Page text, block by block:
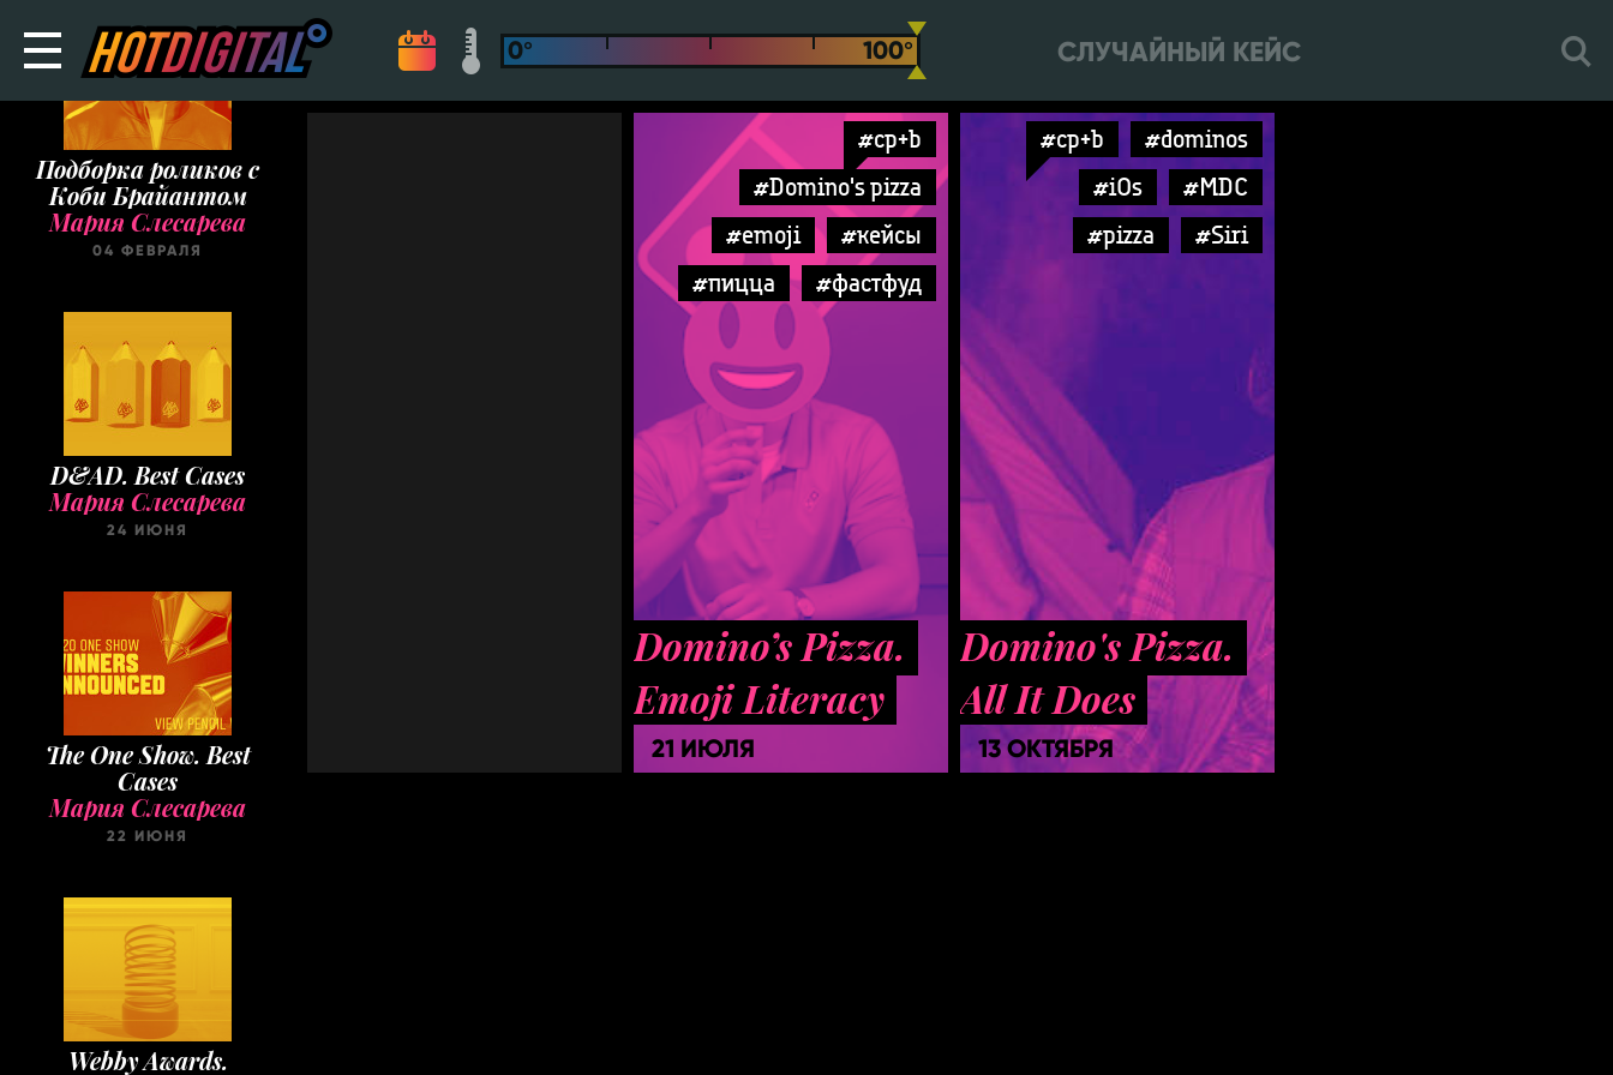
СЛУЧАЙНЫЙ КЕЙС
Подборка роликов с
Коби Брайантом
Мария Слесарева
04 ФЕВРАЛЯ
D&AD. Best Cases
Мария Слесарева
24 ИЮНЯ
The One Show. Best
Cases
Мария Слесарева
22 ИЮНЯ
Webby Awards.
#cp+b
#Domino's pizza
#emoji
#кейсы
#пицца
#фастфуд
Domino’s Pizza.
Emoji Literacy
21 ИЮЛЯ
#cp+b
#dominos
#iOs
#MDC
#pizza
#Siri
Domino's Pizza.
All It Does
13 ОКТЯБРЯ